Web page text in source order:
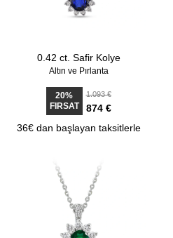
0.42 ct. Safir Kolye
Altın ve Pırlanta
20%
FIRSAT
1.093 €
874 €
36€ dan başlayan taksitlerle